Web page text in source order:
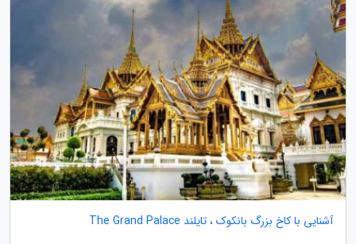
آشنایی با کاخ بزرگ بانکوک ، تایلند The Grand Palace